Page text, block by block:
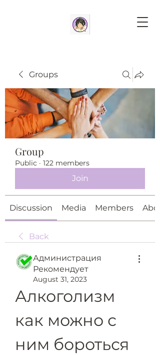
Groups
Group
Public · 122 members
Join
Discussion Media Members
Back
Администрация
Рекомендует
August 31, 2023
Алкоголизм
как можно с
ним бороться